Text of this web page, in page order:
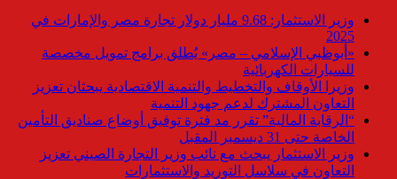
وزير الاستثمار: 9.68 مليار دولار تجارة مصر والإمارات في
2025
«أبوظبي الإسلامي – مصر» يُطلق برامج تمويل مخصصة
للسيارات الكهربائية
وزيرا الأوقاف والتخطيط والتنمية الاقتصادية يبحثان تعزيز
التعاون المشترك لدعم جهود التنمية
“الرقابة المالية” تقرر مد فترة توفيق أوضاع صناديق التأمين
الخاصة حتى 31 ديسمبر المقبل
وزير الاستثمار يبحث مع نائب وزير التجارة الصيني تعزيز
التعاون في سلاسل التوريد والاستثمارات